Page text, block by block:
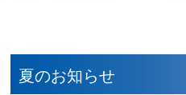
夏のお知らせ